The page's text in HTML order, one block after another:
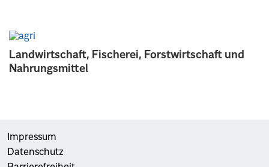
Landwirtschaft, Fischerei, Forstwirtschaft und
Nahrungsmittel
Impressum
Datenschutz